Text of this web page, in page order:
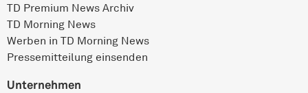
TD Premium News Archiv
TD Morning News
Werben in TD Morning News
Pressemitteilung einsenden
Unternehmen